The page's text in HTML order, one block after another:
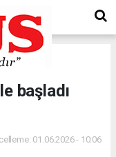
başladı
01.06.2026 - 10:06